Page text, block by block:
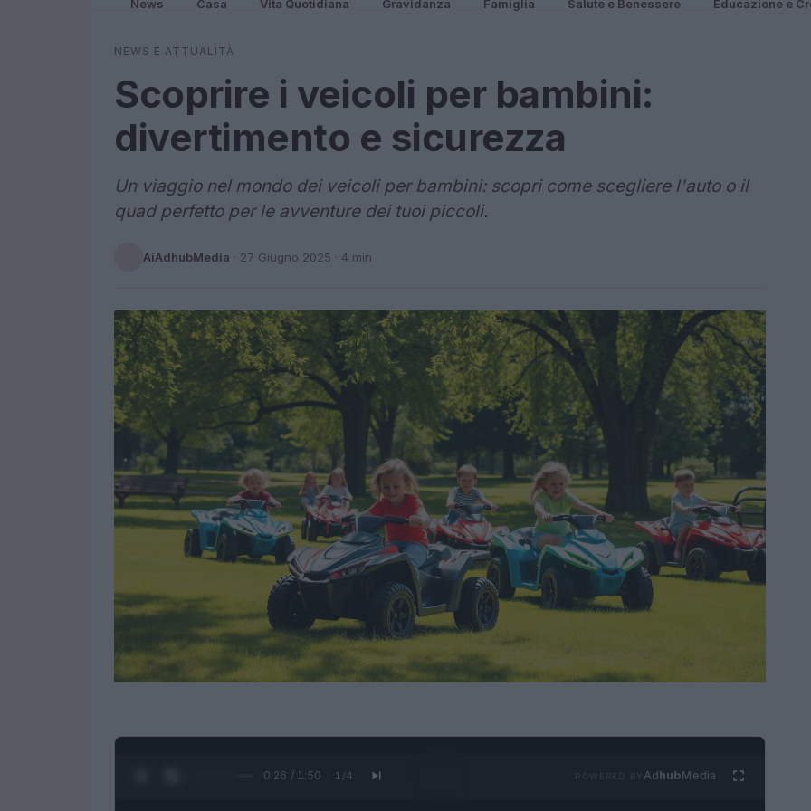
News Casa Vita Quotidiana Gravidanza Famiglia Salute e Benessere Educazione e
NEWS E ATTUALITÀ
Scoprire i veicoli per bambini:
divertimento e sicurezza
Un viaggio nel mondo dei veicoli per bambini: scopri come scegliere l'auto o il
quad perfetto per le avventure dei tuoi piccoli.
AiAdhubMedia · 27 Giugno 2025 · 4 min
0:27 / 1:50 1 /4 AdhubMedia